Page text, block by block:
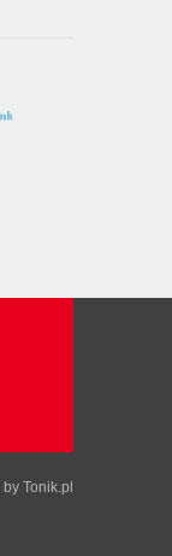
by Tonik.pl